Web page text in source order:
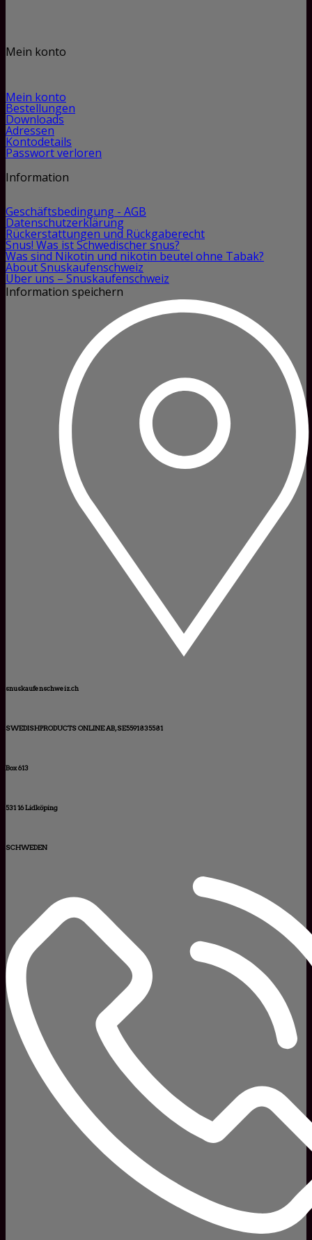
Mein konto
Mein konto
Bestellungen
Downloads
Adressen
Kontodetails
Passwort verloren
Information
Geschäftsbedingung - AGB
Datenschutzerklärung
Rückerstattungen und Rückgaberecht
Snus! Was ist Schwedischer snus?
Was sind Nikotin und nikotin beutel ohne Tabak?
About Snuskaufenschweiz
Über uns – Snuskaufenschweiz
Information speichern
snuskaufenschweiz.ch
SWEDISHPRODUCTS ONLINE AB, SE5591835581
Box 613
531 16 Lidköping
SCHWEDEN